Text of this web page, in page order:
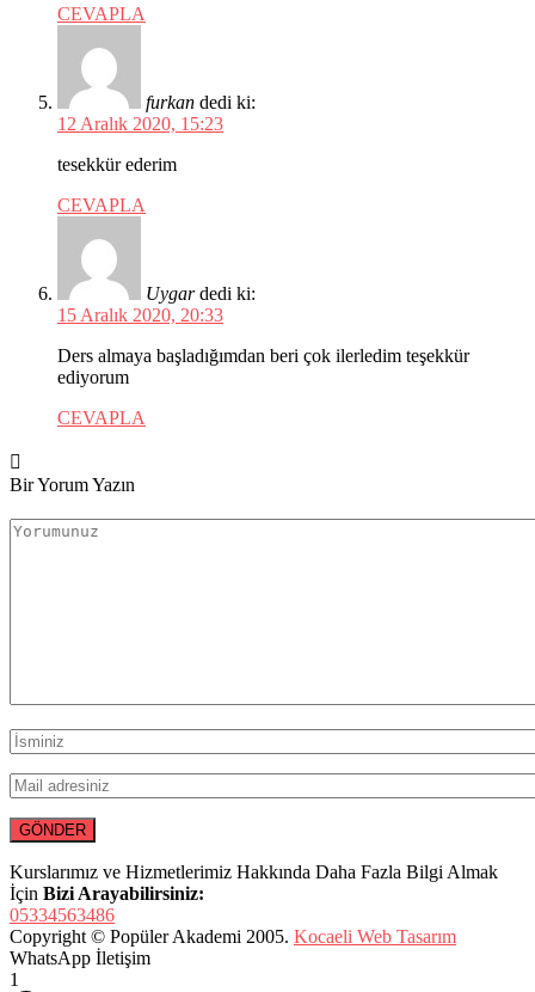
CEVAPLA
furkan dedi ki:
12 Aralık 2020, 15:23
tesekkür ederim
CEVAPLA
Uygar dedi ki:
15 Aralık 2020, 20:33
Ders almaya başladığımdan beri çok ilerledim teşekkür
ediyorum
CEVAPLA
Bir Yorum Yazın
Kurslarımız ve Hizmetlerimiz Hakkında Daha Fazla Bilgi Almak
İçin Bizi Arayabilirsiniz:
05334563486
Copyright © Popüler Akademi 2005. Kocaeli Web Tasarım
WhatsApp İletişim
1